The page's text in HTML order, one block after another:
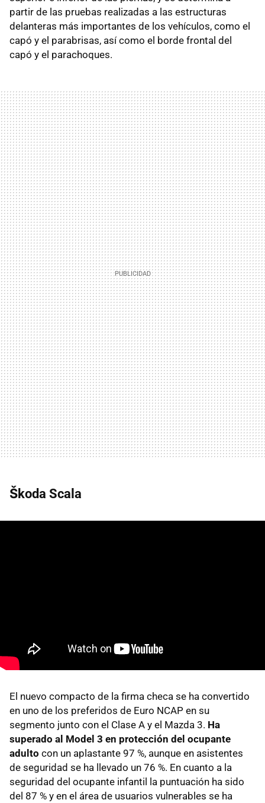
partir de las pruebas realizadas a las estructuras
delanteras más importantes de los vehículos, como el
capó y el parabrisas, así como el borde frontal del
capó y el parachoques.
Škoda Scala
El nuevo compacto de la firma checa se ha convertido
en uno de los preferidos de Euro NCAP en su
segmento junto con el Clase A y el Mazda 3. Ha
superado al Model 3 en protección del ocupante
adulto con un aplastante 97 %, aunque en asistentes
de seguridad se ha llevado un 76 %. En cuanto a la
seguridad del ocupante infantil la puntuación ha sido
del 87 % y en el área de usuarios vulnerables se ha